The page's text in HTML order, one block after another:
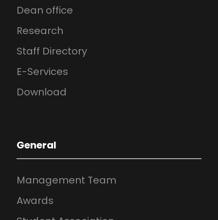
Dean office
Research
Staff Directory
E-Services
Download
General
Management Team
Awards